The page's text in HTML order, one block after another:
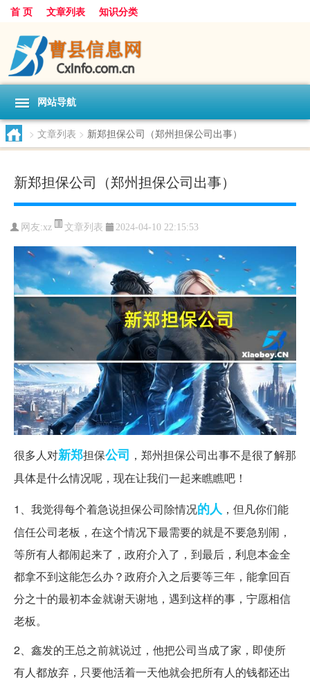
首 页 文章列表 知识分类
网站导航
> 文章列表 > 新郑担保公司（郑州担保公司出事）
新郑担保公司（郑州担保公司出事）
网友:xz 文章列表 2024-04-10 22:15:53
很多人对新郑担保公司 ，郑州担保公司出事不是很了解那
具体是什么情况呢，现在让我们一起来瞧瞧吧！
1、我觉得每个着急说担保公司除情况的人 ，但凡你们能
信任公司老板，在这个情况下最需要的就是不要急别闹，
等所有人都闹起来了，政府介入了，到最后，利息本金全
都拿不到这能怎么办？政府介入之后要等三年，能拿回百
分之十的最初本金就谢天谢地，遇到这样的事，宁愿相信
老板。
2、鑫发的王总之前就说过，他把公司当成了家，即使所
有人都放弃，只要他活着一天他就会把所有人的钱都还出